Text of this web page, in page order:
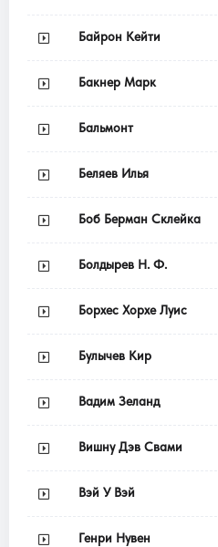
Байрон Кейти
Бакнер Марк
Бальмонт
Беляев Илья
Боб Берман Склейка
Болдырев Н. Ф.
Борхес Хорхе Луис
Булычев Кир
Вадим Зеланд
Вишну Дэв Свами
Вэй У Вэй
Генри Нувен